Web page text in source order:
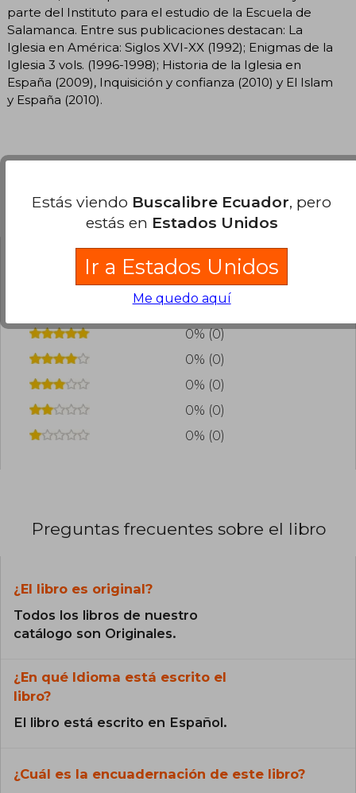
parte del Instituto para el estudio de la Escuela de
Salamanca. Entre sus publicaciones destacan: La
Iglesia en América: Siglos XVI-XX (1992); Enigmas de la
Iglesia 3 vols. (1996-1998); Historia de la Iglesia en
España (2009), Inquisición y confianza (2010) y El Islam
y España (2010).
Opiniones del libro
¿Leíste este libro? Inicia sesión para poder
agregar tu propia evaluación
0% (0)
0% (0)
0% (0)
0% (0)
0% (0)
Preguntas frecuentes sobre el libro
¿El libro es original?
Todos los libros de nuestro
catálogo son Originales.
¿En qué Idioma está escrito el
libro?
El libro está escrito en Español.
¿Cuál es la encuadernación de este libro?
Estás viendo Buscalibre Ecuador, pero
estás en Estados Unidos
Ir a Estados Unidos
Me quedo aquí